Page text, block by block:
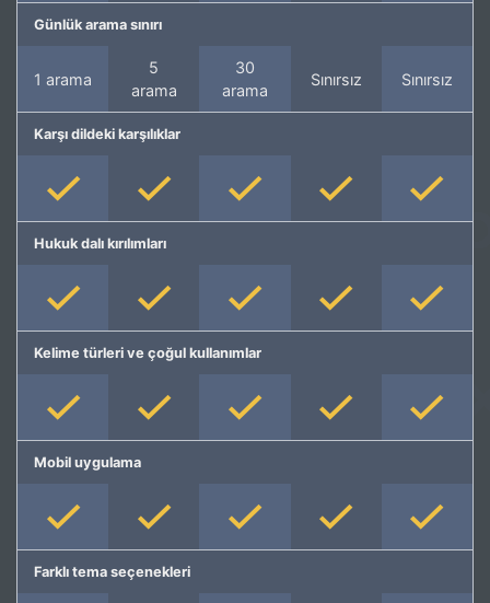
Günlük arama sınırı
1 arama
5
arama
30
arama
Sınırsız Sınırsız
Karşı dildeki karşılıklar
Hukuk dalı kırılımları
Kelime türleri ve çoğul kullanımlar
Mobil uygulama
Farklı tema seçenekleri